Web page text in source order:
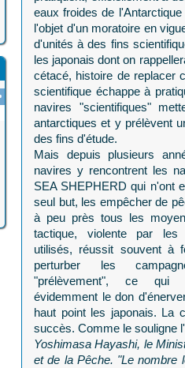
eaux froides de
l'objet d'un moratoire en
d'unités à des fins
les japonais dont on
cétacé, histoire de replacer
scientifique échappe à
navires "scientifiques"
antarctiques et y prélèvent
des fins d'étude.
Mais depuis plusieurs
navires y rencontrent les
SEA SHEPHERD qui n'ont
seul but, les empêcher de
à peu près tous les
tactique, violente par les
utilisés, réussit souvent à
perturber les
"prélèvement", ce
évidemment le don
haut point les japonais. La
succès. Comme le souligne
Yoshimasa Hayashi, le
et de la Pêche. "Le nombre